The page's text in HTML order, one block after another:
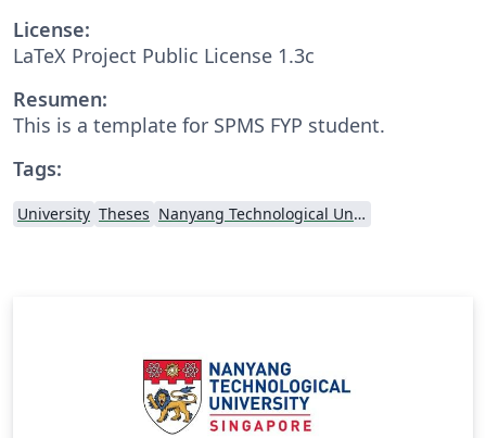
License:
LaTeX Project Public License 1.3c
Resumen:
This is a template for SPMS FYP student.
Tags:
University Theses Nanyang Technological University